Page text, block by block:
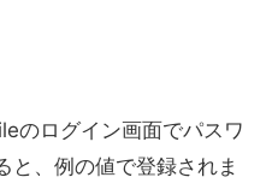
のログイン画面でパスワ
、例の値で登録されま